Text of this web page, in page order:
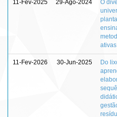
11-Fev-2025 29-Ago-2024
O
11-Fev-2026 30-Jun-2025
Do